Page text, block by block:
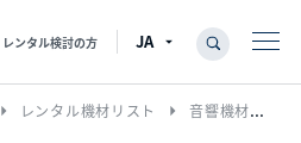
レンタル検討の方
arrow_right レンタル機材リスト arrow_right 音響機材